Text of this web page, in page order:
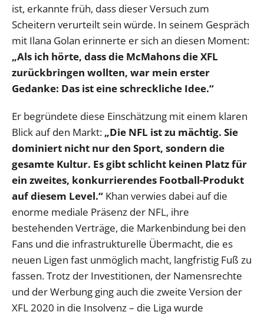
ist, erkannte früh, dass dieser Versuch zum
Scheitern verurteilt sein würde. In seinem Gespräch
mit Ilana Golan erinnerte er sich an diesen Moment:
„Als ich hörte, dass die McMahons die XFL
zurückbringen wollten, war mein erster
Gedanke: Das ist eine schreckliche Idee.“
Er begründete diese Einschätzung mit einem klaren
Blick auf den Markt: „Die NFL ist zu mächtig. Sie
dominiert nicht nur den Sport, sondern die
gesamte Kultur. Es gibt schlicht keinen Platz für
ein zweites, konkurrierendes Football-Produkt
auf diesem Level.“ Khan verwies dabei auf die
enorme mediale Präsenz der NFL, ihre
bestehenden Verträge, die Markenbindung bei den
Fans und die infrastrukturelle Übermacht, die es
neuen Ligen fast unmöglich macht, langfristig Fuß zu
fassen. Trotz der Investitionen, der Namensrechte
und der Werbung ging auch die zweite Version der
XFL 2020 in die Insolvenz – die Liga wurde